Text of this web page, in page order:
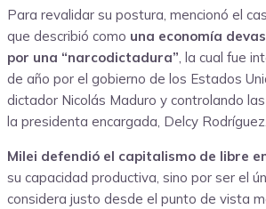
Para revalidar su postura, mencionó el
que describió como una economía
por una “narcodictadura”, la cual fue
de año por el gobierno de los Estados
dictador Nicolás Maduro y controlando
la presidenta encargada, Delcy Rodríguez.
Milei defendió el capitalismo de libre
su capacidad productiva, sino por ser el
considera justo desde el punto de vista